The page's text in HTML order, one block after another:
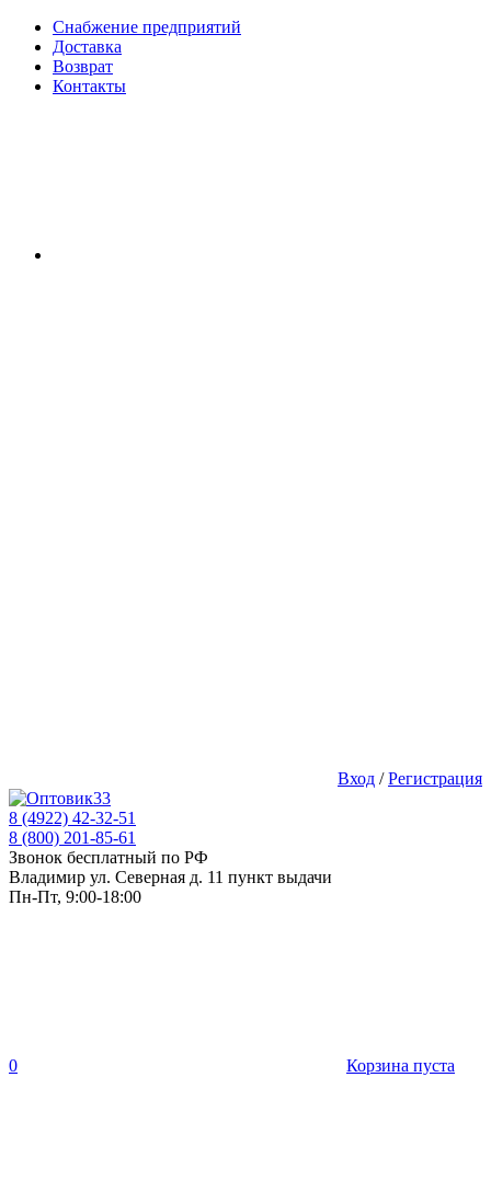
Снабжение предприятий
Доставка
Возврат
Контакты
Вход /Регистрация
8 (4922) 42-32-51
8 (800) 201-85-61
Звонок бесплатный по РФ
Владимир ул. Северная д. 11 пункт выдачи
Пн-Пт, 9:00-18:00
0 Корзина пуста